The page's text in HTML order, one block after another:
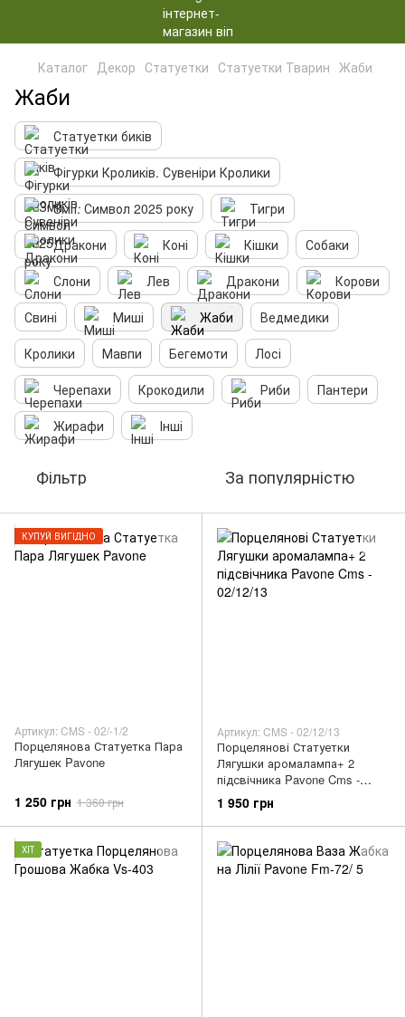
Каталог Декор Статуетки Статуетки Тварин Жаби
Жаби
Статуетки биків
Фігурки Кроликів. Сувеніри Кролики
Змії. Символ 2025 року
Тигри
Дракони
Коні Кішки
Собаки
Слони
Лев Дракони
Корови
Свині
Миші Жаби
Ведмедики
Кролики
Мавпи Бегемоти
Лосі
Черепахи
Крокодили Риби
Пантери
Жирафи
Інші
Фільтр За популярністю
КУПУЙ ВИГІДНО
Артикул: CMS - 02/-1/2
Порцелянова Статуетка Пара
Лягушек Pavone
1 250 грн 1 360 грн
Артикул: CMS - 02/12/13
Порцелянові Статуетки
Лягушки аромалампа+ 2
підсвічника Pavone Cms -
02/12/13
1 950 грн
ХІТ